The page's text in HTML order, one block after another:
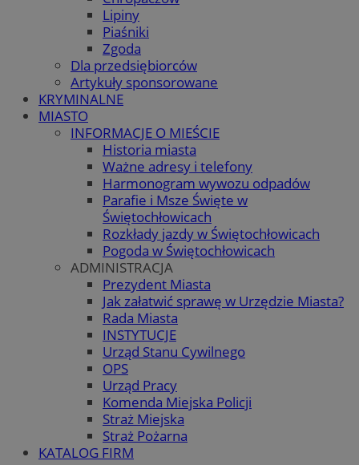
Lipiny
Piaśniki
Zgoda
Dla przedsiębiorców
Artykuły sponsorowane
KRYMINALNE
MIASTO
INFORMACJE O MIEŚCIE
Historia miasta
Ważne adresy i telefony
Harmonogram wywozu odpadów
Parafie i Msze Święte w
Świętochłowicach
Rozkłady jazdy w Świętochłowicach
Pogoda w Świętochłowicach
ADMINISTRACJA
Prezydent Miasta
Jak załatwić sprawę w Urzędzie Miasta?
Rada Miasta
INSTYTUCJE
Urząd Stanu Cywilnego
OPS
Urząd Pracy
Komenda Miejska Policji
Straż Miejska
Straż Pożarna
KATALOG FIRM